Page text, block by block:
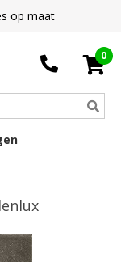
op maat
0